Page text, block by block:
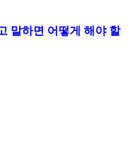
말하면 어떻게 해야 할